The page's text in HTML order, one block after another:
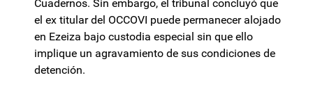
Cuadernos. Sin embargo, el tribunal concluyó que
el ex titular del OCCOVI puede permanecer alojado
en Ezeiza bajo custodia especial sin que ello
implique un agravamiento de sus condiciones de
detención.